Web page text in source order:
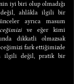
iyi biri olup olmadığı
ahlâkla ilgili bir
ayrıca masum
ve eğer kimi
dikkatli olmazsak
fark ettiğimizde
ilgili değil, pratik bir